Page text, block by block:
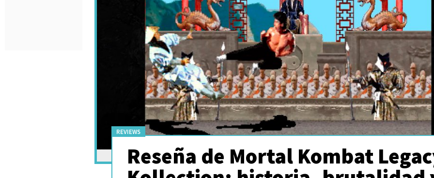
REVIEWS
Reseña de Mortal Kombat